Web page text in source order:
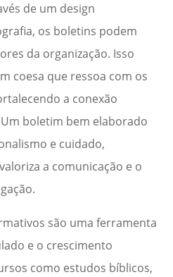
de um design
os boletins podem
da organização. Isso
coesa que ressoa com os
a conexão
boletim bem elaborado
e cuidado,
a comunicação e o
são uma ferramenta
e o crescimento
como estudos bíblicos,